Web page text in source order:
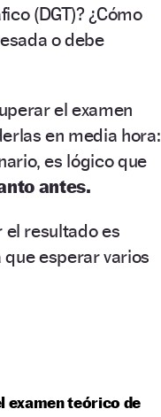
(DGT)? ¿Cómo
o debe
el examen
en media hora:
es lógico que
antes.
el resultado es
esperar varios
examen teórico de